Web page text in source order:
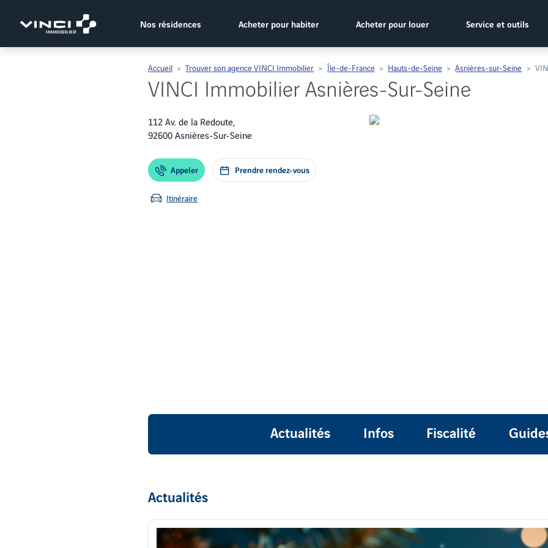
Nos résidences Acheter pour habiter Acheter pour louer Service et outils
Accueil Trouver son agence VINCI Immobilier Île-de-France Hauts-de-Seine Asnières-sur-Seine
VINCI Immobilier Asnières-Sur-Seine
112 Av. de la Redoute,
92600 Asnières-Sur-Seine
Appeler Prendre rendez-vous
Itinéraire
Actualités Infos Fiscalité
Actualités